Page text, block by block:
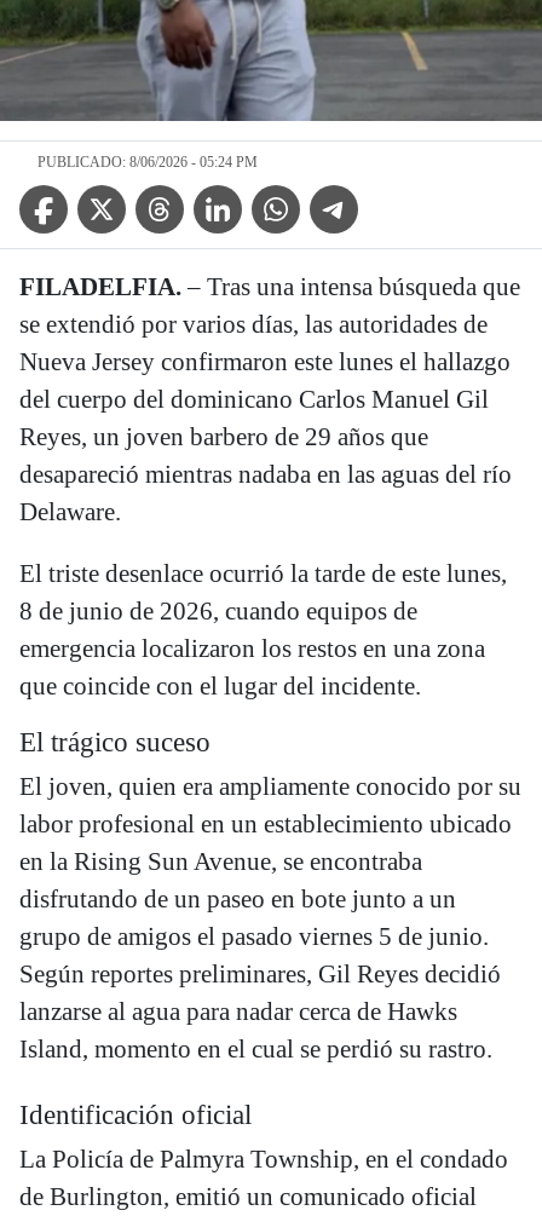
PUBLICADO: 8/06/2026 - 05:24 PM
Facebook IconTwitter IconThreads IconLinkedin IconWhatsApp IconTelegram Icon
FILADELFIA.– Tras una intensa búsqueda que
se extendió por varios días, las autoridades de
Nueva Jersey confirmaron este lunes el hallazgo
del cuerpo del dominicano Carlos Manuel Gil
Reyes, un joven barbero de 29 años que
desapareció mientras nadaba en las aguas del río
Delaware.
El triste desenlace ocurrió la tarde de este lunes,
8 de junio de 2026, cuando equipos de
emergencia localizaron los restos en una zona
que coincide con el lugar del incidente.
El trágico suceso
El joven, quien era ampliamente conocido por su
labor profesional en un establecimiento ubicado
en la Rising Sun Avenue, se encontraba
disfrutando de un paseo en bote junto a un
grupo de amigos el pasado viernes 5 de junio.
Según reportes preliminares, Gil Reyes decidió
lanzarse al agua para nadar cerca de Hawks
Island, momento en el cual se perdió su rastro.
Identificación oficial
La Policía de Palmyra Township, en el condado
de Burlington, emitió un comunicado oficial